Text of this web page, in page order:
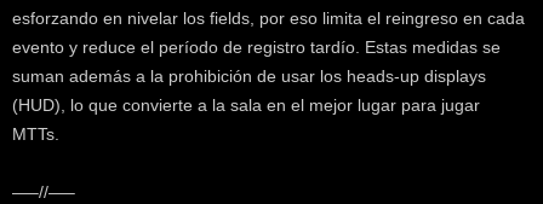
esforzando en nivelar los fields, por eso limita el reingreso en cada
evento y reduce el período de registro tardío. Estas medidas se
suman además a la prohibición de usar los heads-up displays
(HUD), lo que convierte a la sala en el mejor lugar para jugar
MTTs.
—–//—–